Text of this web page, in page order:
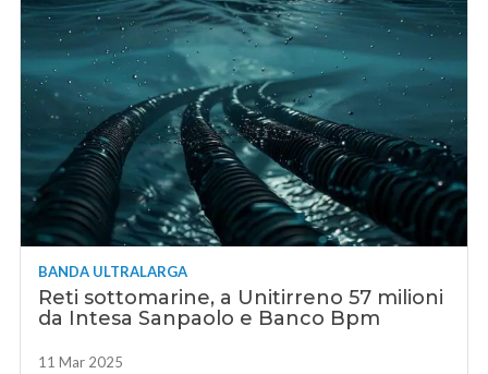
BANDA ULTRALARGA
Reti sottomarine, a Unitirreno 57 milioni
da Intesa Sanpaolo e Banco Bpm
11 Mar 2025